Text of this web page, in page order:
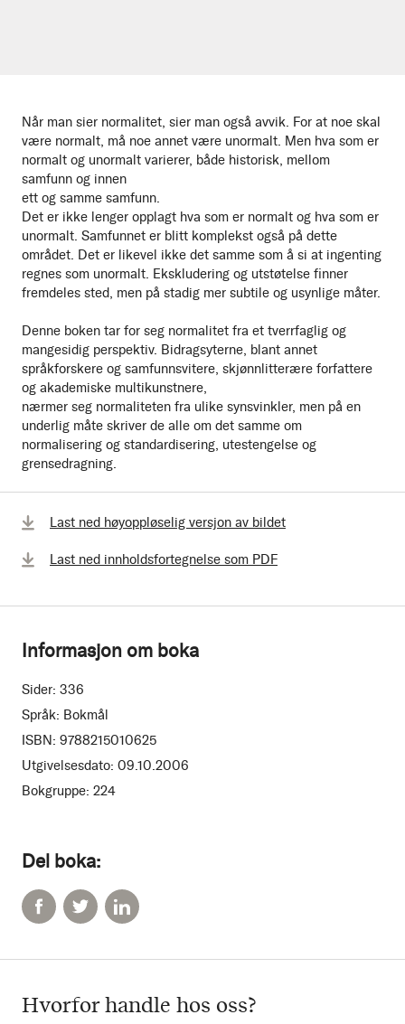
Når man sier normalitet, sier man også avvik. For at noe skal
være normalt, må noe annet være unormalt. Men hva som er
normalt og unormalt varierer, både historisk, mellom
samfunn og innen
ett og samme samfunn.
Det er ikke lenger opplagt hva som er normalt og hva som er
unormalt. Samfunnet er blitt komplekst også på dette
området. Det er likevel ikke det samme som å si at ingenting
regnes som unormalt. Ekskludering og utstøtelse finner
fremdeles sted, men på stadig mer subtile og usynlige måter.
Denne boken tar for seg normalitet fra et tverrfaglig og
mangesidig perspektiv. Bidragsyterne, blant annet
språkforskere og samfunnsvitere, skjønnlitterære forfattere
og akademiske multikunstnere,
nærmer seg normaliteten fra ulike synsvinkler, men på en
underlig måte skriver de alle om det samme om
normalisering og standardisering, utestengelse og
grensedragning.
Del boka:
Last ned høyoppløselig versjon av bildet
Last ned innholdsfortegnelse som PDF
Informasjon om boka
Sider: 336
Språk: Bokmål
ISBN: 9788215010625
Utgivelsesdato: 09.10.2006
Bokgruppe: 224
Hvorfor handle hos oss?